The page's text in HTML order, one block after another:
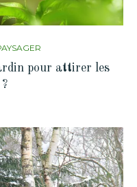
pour attirer les